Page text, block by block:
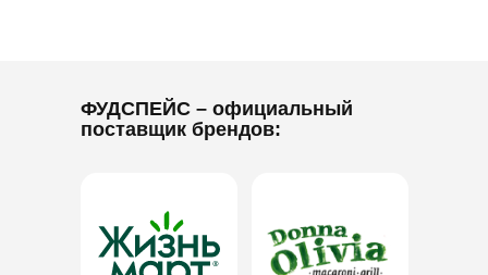
ФУДСПЕЙС – официальный
поставщик брендов: